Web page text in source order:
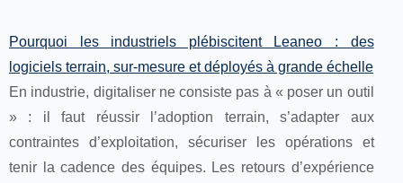
Pourquoi les industriels plébiscitent Leaneo : des
logiciels terrain, sur-mesure et déployés à grande échelle
En industrie, digitaliser ne consiste pas à « poser un outil
» : il faut réussir l’adoption terrain, s’adapter aux
contraintes d’exploitation, sécuriser les opérations et
tenir la cadence des équipes. Les retours d’expérience